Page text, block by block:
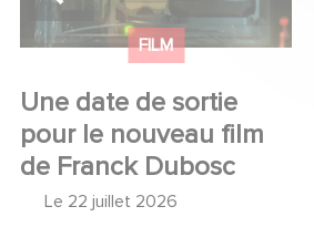
FILM
Une date de sortie
pour le nouveau film
de Franck Dubosc
Le 22 juillet 2026